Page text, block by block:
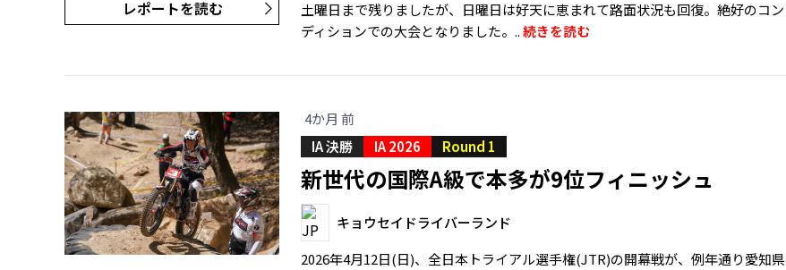
レポートを読む
土曜日まで残りましたが、日曜日は好天に恵まれて路面状況も回復。絶好のコン
ディションでの大会となりました。..続きを読む
4か月 前
IA 決勝
IA 2026 Round 1
新世代の国際A級で本多が9位フィニッシュ
キョウセイドライバーランド
2026年4月12日(日)、全日本トライアル選手権(JTR)の開幕戦が、例年通り愛知県